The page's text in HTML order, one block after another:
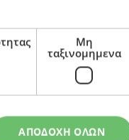
Μη
ταξινομημενα
ΑΠΟΔΟΧΗ ΟΛΩΝ